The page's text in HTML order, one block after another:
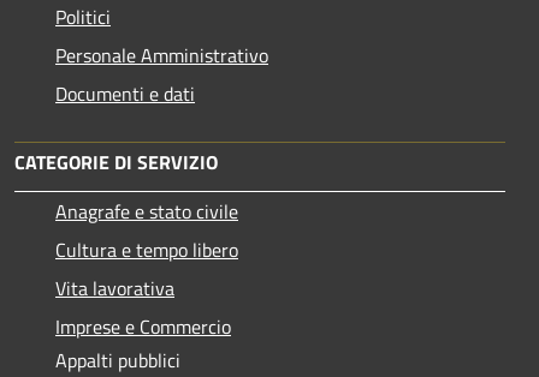
Politici
Personale Amministrativo
Documenti e dati
CATEGORIE DI SERVIZIO
Anagrafe e stato civile
Cultura e tempo libero
Vita lavorativa
Imprese e Commercio
Appalti pubblici